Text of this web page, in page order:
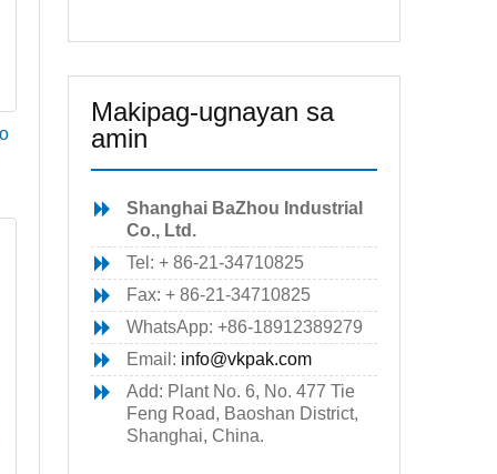
Makipag-ugnayan sa
amin
Shanghai BaZhou Industrial
Co., Ltd.
Tel: + 86-21-34710825
Fax: + 86-21-34710825
WhatsApp: +86-18912389279
Email: info@vkpak.com
Add: Plant No. 6, No. 477 Tie
Feng Road, Baoshan District,
Shanghai, China.